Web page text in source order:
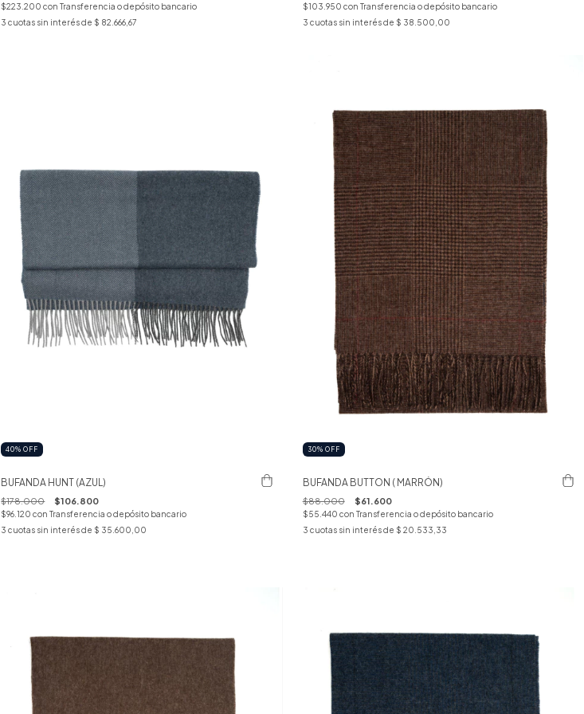
$223.200con Transferencia o depósito bancario
3 cuotas sin interés de $ 82.666,67
$103.950 con Transferencia o depósito bancario
3 cuotas sin interés de $ 38.500,00
40%OFF
BUFANDA HUNT (AZUL)
$178.000 $106.800
$96.120con Transferencia o depósito bancario
3 cuotas sin interés de $ 35.600,00
30% OFF
BUFANDA BUTTON ( MARRÓN)
$88.000 $61.600
$55.440 con Transferencia o depósito bancario
3 cuotas sin interés de $ 20.533,33